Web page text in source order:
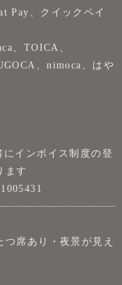
Pay、クイックペイ
、TOICA、
、nimoca、はや
インボイス制度の登
ます
席あり・夜景が見え